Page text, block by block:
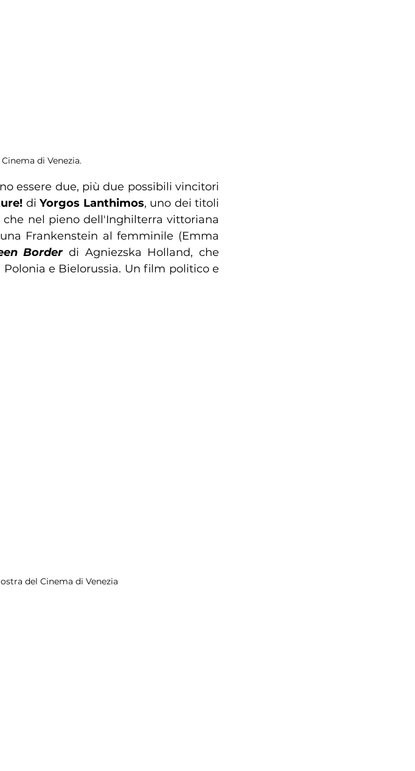
di Venezia.
essere due, più due possibili vincitori
di Yorgos Lanthimos, uno dei titoli
nel pieno dell'Inghilterra vittoriana
Frankenstein al femminile (Emma
Border di Agniezska Holland, che
e Bielorussia. Un film politico e
del Cinema di Venezia